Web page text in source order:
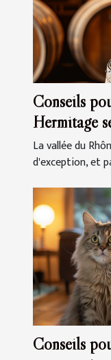
Conseils
Hermitage
La vallée du
d'exception, et
Conseils